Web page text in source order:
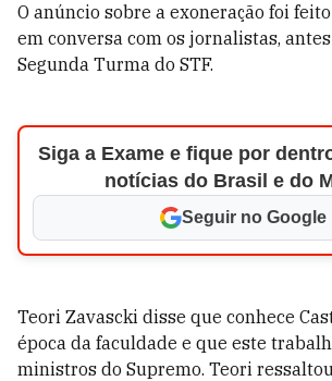
O anúncio sobre a exoneração foi
em conversa com os jornalistas,
Segunda Turma do STF.
Siga a Exame e fique por
notícias do Brasil e do
Seguir no Google
Teori Zavascki disse que conhece
época da faculdade e que este
ministros do Supremo. Teori